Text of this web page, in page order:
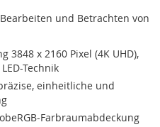
und Betrachten von
3848 x 2160 Pixel (4K UHD),
Technik
einheitliche und
Farbraumabdeckung